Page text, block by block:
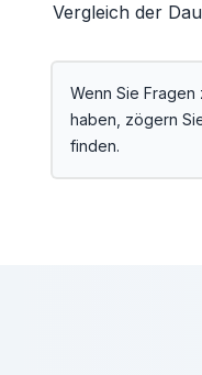
Vergleich der
Wenn Sie Fragen
haben, zögern
finden.